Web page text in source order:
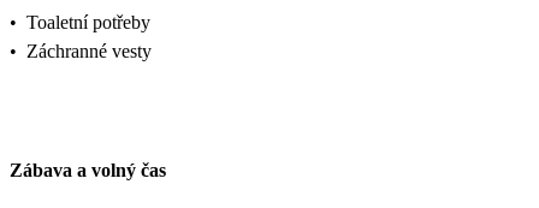
• Toaletní potřeby
• Záchranné vesty
Zábava a volný čas